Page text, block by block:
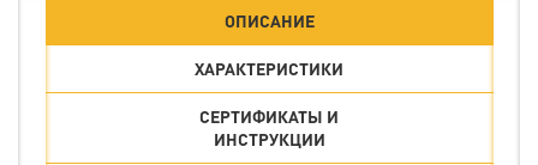
ОПИСАНИЕ
ХАРАКТЕРИСТИКИ
СЕРТИФИКАТЫ И
ИНСТРУКЦИИ